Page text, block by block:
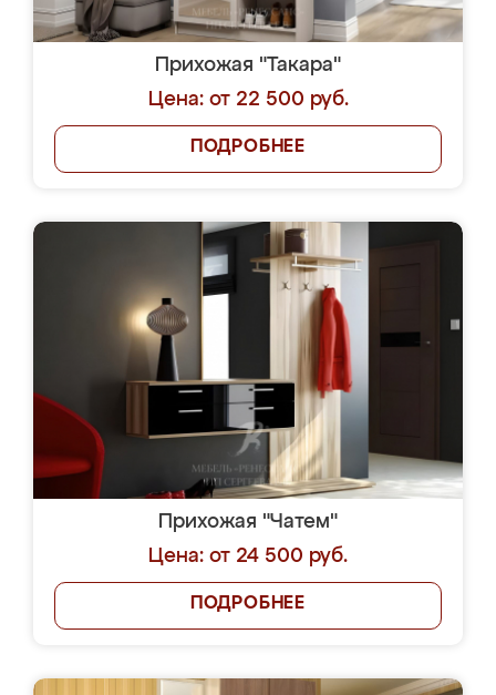
Прихожая "Такара"
Цена: от 22 500 руб.
ПОДРОБНЕЕ
Прихожая "Чатем"
Цена: от 24 500 руб.
ПОДРОБНЕЕ